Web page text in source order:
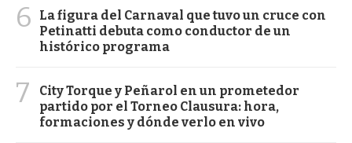
6
La figura del Carnaval que tuvo un cruce con
Petinatti debuta como conductor de un
histórico programa
7
City Torque y Peñarol en un prometedor
partido por el Torneo Clausura: hora,
formaciones y dónde verlo en vivo